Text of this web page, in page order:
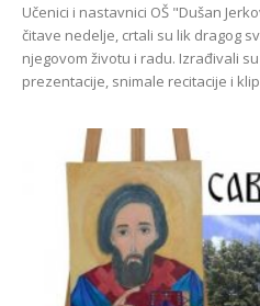
Učenici i nastavnici OŠ "Dušan
čitave nedelje, crtali su lik dragog
njegovom životu i radu. Izrađivali
prezentacije, snimale recitacije i